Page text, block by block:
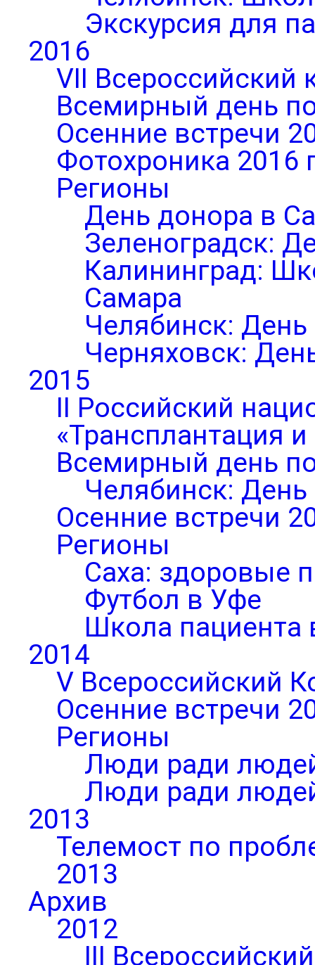
Экскурсия для
2016
VII Всероссийский
Всемирный день
Осенние встречи
Фотохроника 2016
Регионы
День донора в
Зеленоградск:
Калининград:
Самара
Челябинск: День
Черняховск:
2015
II Российский
«Трансплантация
Всемирный день
Челябинск: День
Осенние встречи
Регионы
Саха: здоровые
Футбол в Уфе
Школа пациента
2014
V Всероссийский
Осенние встречи
Регионы
Люди ради
Люди ради
2013
Телемост по
2013
Архив
2012
III